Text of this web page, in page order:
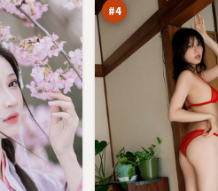
#4